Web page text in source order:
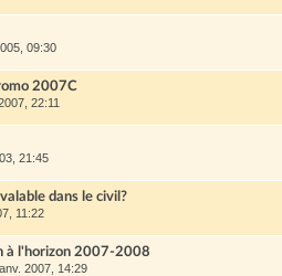
09:30
2007C
22:11
21:45
dans le civil?
11:22
à l'horizon 2007-2008
2007, 14:29